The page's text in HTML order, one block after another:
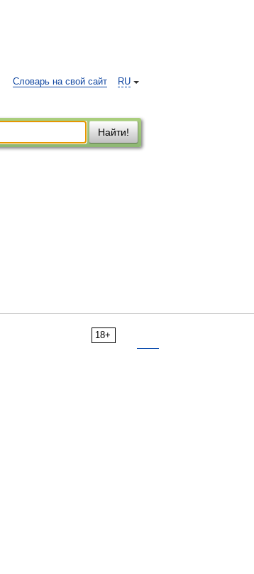
RU
Словарь на свой сайт
Найти!
18+